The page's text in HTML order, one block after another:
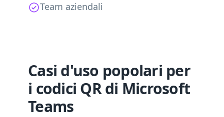
Team aziendali
Casi d'uso popolari per
i codici QR di Microsoft
Teams